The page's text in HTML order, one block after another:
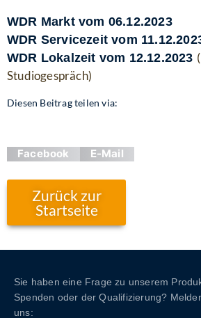
WDR Markt vom 06.12.2023
WDR Servicezeit vom
WDR Lokalzeit vom 12.12.2023
Studiogespräch)
Diesen Beitrag teilen via:
Facebook E-Mail
Zurück zur
Startseite
Sie haben eine Frage zu unserem
Spenden oder der Qualifizierung?
uns: